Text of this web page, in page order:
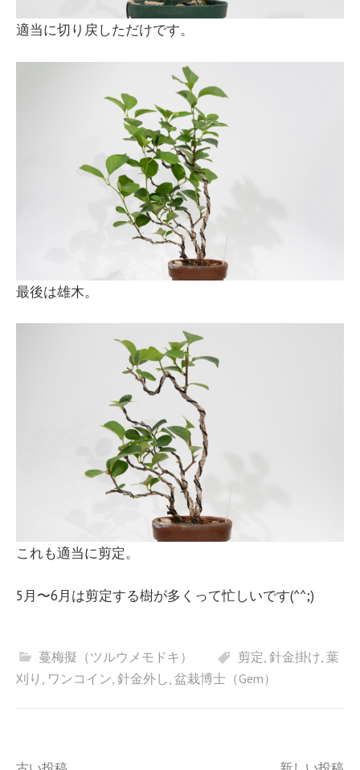
適当に切り戻しただけです。
最後は雄木。
これも適当に剪定。
5月〜6月は剪定する樹が多くって忙しいです(^^;)
蔓梅擬（ツルウメモドキ） 剪定, 針金掛け, 葉
刈り , ワンコイン, 針金外し, 盆栽博士（Gem）